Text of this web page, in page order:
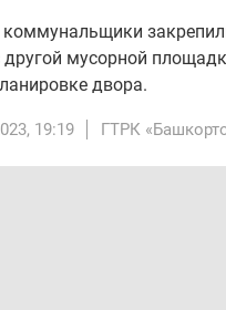
коммунальщики
другой мусорной
двора.
19:19 ГТРК